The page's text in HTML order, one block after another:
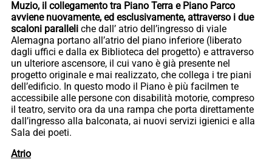
Muzio, il collegamento tra Piano Terra e Piano Parco
avviene nuovamente, ed esclusivamente, attraverso i due
scaloni paralleli che dall’ atrio dell’ingresso di viale
Alemagna portano all’atrio del piano inferiore (liberato
dagli uffici e dalla ex Biblioteca del progetto) e attraverso
un ulteriore ascensore, il cui vano è già presente nel
progetto originale e mai realizzato, che collega i tre piani
dell’edificio. In questo modo il Piano è più facilmen te
accessibile alle persone con disabilità motorie, compreso
il teatro, servito ora da una rampa che porta direttamente
dall’ingresso alla balconata, ai nuovi servizi igienici e alla
Sala dei poeti.
Atrio